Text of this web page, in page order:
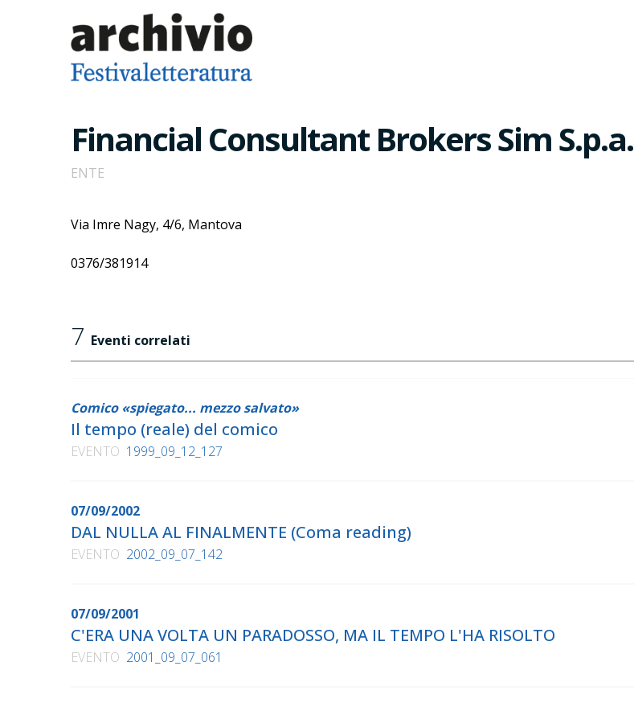
Financial Consultant Brokers Sim S.p.a.
ENTE
Via Imre Nagy, 4/6, Mantova
0376/381914
7 Eventi correlati
Comico «spiegato... mezzo salvato»
Il tempo (reale) del comico
EVENTO 1999_09_12_127
07/09/2002
DAL NULLA AL FINALMENTE (Coma reading)
EVENTO 2002_09_07_142
07/09/2001
C'ERA UNA VOLTA UN PARADOSSO, MA IL TEMPO L'HA RISOLTO
EVENTO 2001_09_07_061